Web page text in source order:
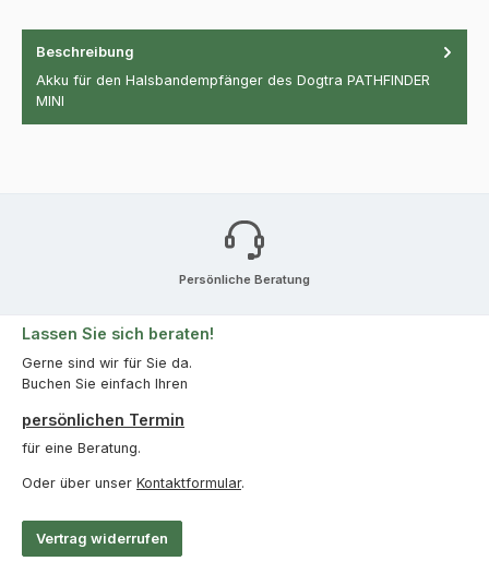
Beschreibung
Akku für den Halsbandempfänger des Dogtra PATHFINDER
MINI
Persönliche Beratung
Lassen Sie sich beraten!
Gerne sind wir für Sie da.
Buchen Sie einfach Ihren
persönlichen Termin
für eine Beratung.
Oder über unser Kontaktformular.
Vertrag widerrufen